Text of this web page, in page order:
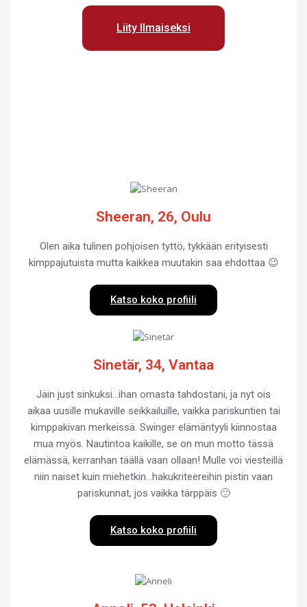
Liity Ilmaiseksi
Sheeran, 26, Oulu
Olen aika tulinen pohjoisen tyttö, tykkään erityisesti
kimppajutuista mutta kaikkea muutakin saa ehdottaa 😉
Katso koko profiili
Sinetär, 34, Vantaa
Jäin just sinkuksi…ihan omasta tahdostani, ja nyt ois
aikaa uusille mukaville seikkailuille, vaikka pariskuntien tai
kimppakivan merkeissä. Swinger elämäntyyli kiinnostaa
mua myös. Nautintoa kaikille, se on mun motto tässä
elämässä, kerranhan täällä vaan ollaan! Mulle voi viesteillä
niin naiset kuin miehetkin…hakukriteereihin pistin vaan
pariskunnat, jos vaikka tärppäis 🙂
Katso koko profiili